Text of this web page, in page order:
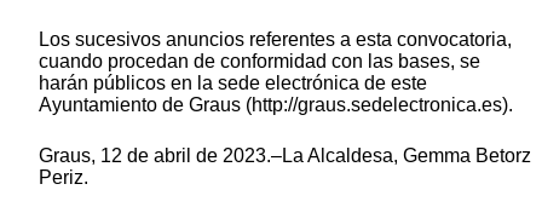
Los sucesivos anuncios referentes a esta convocatoria,
cuando procedan de conformidad con las bases, se
harán públicos en la sede electrónica de este
Ayuntamiento de Graus (http://graus.sedelectronica.es).
Graus, 12 de abril de 2023.–La Alcaldesa, Gemma Betorz
Periz.